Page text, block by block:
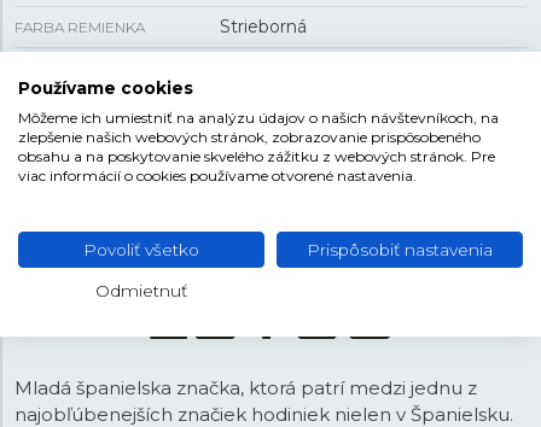
FARBA REMIENKA Strieborná
ROZTEČ 13,6 mm
Mladá španielska značka, ktorá patrí medzi jednu z
najobľúbenejších značiek hodiniek nielen v Španielsku.
Používame cookies
Môžeme ich umiestniť na analýzu údajov o našich návštevníkoch, na
zlepšenie našich webových stránok, zobrazovanie prispôsobeného
obsahu a na poskytovanie skvelého zážitku z webových stránok. Pre
viac informácií o cookies používame otvorené nastavenia.
Povoliť všetko Prispôsobiť nastavenia
Odmietnuť